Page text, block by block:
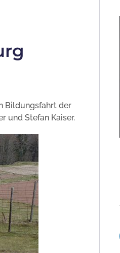
Bildungsfahrt der
und Stefan Kaiser.